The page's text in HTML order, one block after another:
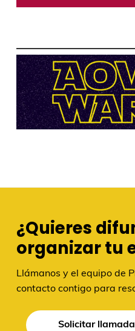
¿Quieres
organizar tu
Llámanos y el equipo de
contacto contigo para
Solicitar llamada